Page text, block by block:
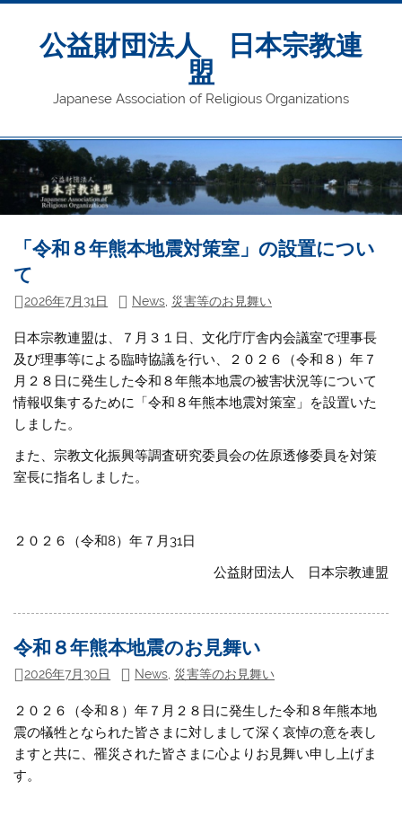
Skip
content公益財団法人 日本宗教連
盟
Japanese Association of Religious Organizations
「令和８年熊本地震対策室」の設置につい
て
2026年7月31日 News 災害等のお見舞い
日本宗教連盟は、７月３１日、文化庁庁舎内会議室で理事長
及び理事等による臨時協議を行い、２０２６（令和８）年７
月２８日に発生した令和８年熊本地震の被害状況等について
情報収集するために「令和８年熊本地震対策室」を設置いた
しました。
また、宗教文化振興等調査研究委員会の佐原透修委員を対策
室長に指名しました。
２０２６（令和8）年７月31日
公益財団法人 日本宗教連盟
令和８年熊本地震のお見舞い
2026年7月30日 News 災害等のお見舞い
２０２６（令和８）年７月２８日に発生した令和８年熊本地
震の犠牲となられた皆さまに対しまして深く哀悼の意を表し
ますと共に、罹災された皆さまに心よりお見舞い申し上げま
す。